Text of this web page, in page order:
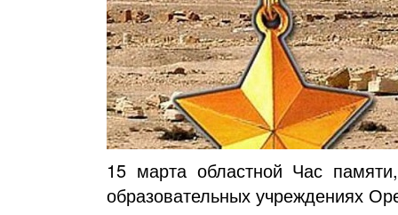
15 марта областной Час
образовательных учреждениях